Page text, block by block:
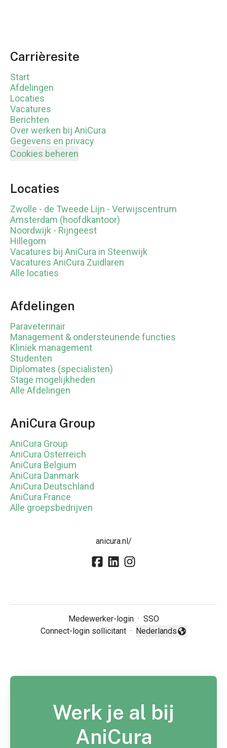
Carrièresite
Start
Afdelingen
Locaties
Vacatures
Berichten
Over werken bij AniCura
Gegevens en privacy
Cookies beheren
Locaties
Zwolle - de Tweede Lijn - Verwijscentrum
Amsterdam (hoofdkantoor)
Noordwijk - Rijngeest
Hillegom
Vacatures bij AniCura in Steenwijk
Vacatures AniCura Zuidlaren
Alle locaties
Afdelingen
Paraveterinair
Management & ondersteunende functies
Kliniek management
Studenten
Diplomates (specialisten)
Stage mogelijkheden
Alle Afdelingen
AniCura Group
AniCura Group
AniCura Österreich
AniCura Belgium
AniCura Danmark
AniCura Deutschland
AniCura France
Alle groepsbedrijven
anicura.nl/
Medewerker-login · SSO
Connect-login sollicitant ·
Taal wijzigen
Nederlands
Werk je al bij
AniCura